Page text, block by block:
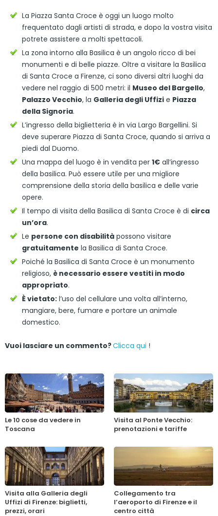
La Piazza Santa Croce è oggi un luogo molto
frequentato dagli artisti di strada, e dopo la vostra visita
potrete assistere a molti spettacoli.
La zona intorno alla Basilica è un angolo ricco di bei
monumenti e di belle piazze. Oltre a visitare la Basilica
di Santa Croce a Firenze, ci sono diversi altri luoghi da
vedere nel raggio di 500 metri: il Museo del Bargello,
Palazzo Vecchio, la Galleria degli Uffizi e Piazza
della Signoria.
L’ingresso della biglietteria è in via Largo Bargellini. Si
deve superare Piazza di Santa Croce, quando si arriva a
piedi dal Duomo.
Una mappa del luogo è in vendita per 1€ all’ingresso
della basilica. Può essere utile per una migliore
comprensione della storia della basilica e delle varie
opere.
Il tempo di visita della Basilica di Santa Croce è di circa
un’ora.
Le persone con disabilità possono visitare
gratuitamente la Basilica di Santa Croce.
Poiché la Basilica di Santa Croce è un monumento
religioso, è necessario essere vestiti in modo
appropriato.
È vietato: l’uso del cellulare una volta all’interno,
mangiare, bere, fumare e portare un animale
domestico.
Vuoi lasciare un commento?Clicca qui !
Le 10 cose da vedere in
Toscana
Visita al Ponte Vecchio:
prenotazioni e tariffe
Visita alla Galleria degli
Uffizi di Firenze: biglietti,
prezzi, orari
Collegamento tra
l’aeroporto di Firenze e il
centro città